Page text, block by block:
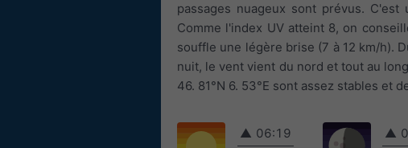
passages nuageux sont prévus.
Comme l'index UV atteint 8, on
souffle une légère brise (7 à 12 km/h).
nuit, le vent vient du nord et tout au
46. 81°N 6. 53°E sont assez stables et
▲ 06:19
▲